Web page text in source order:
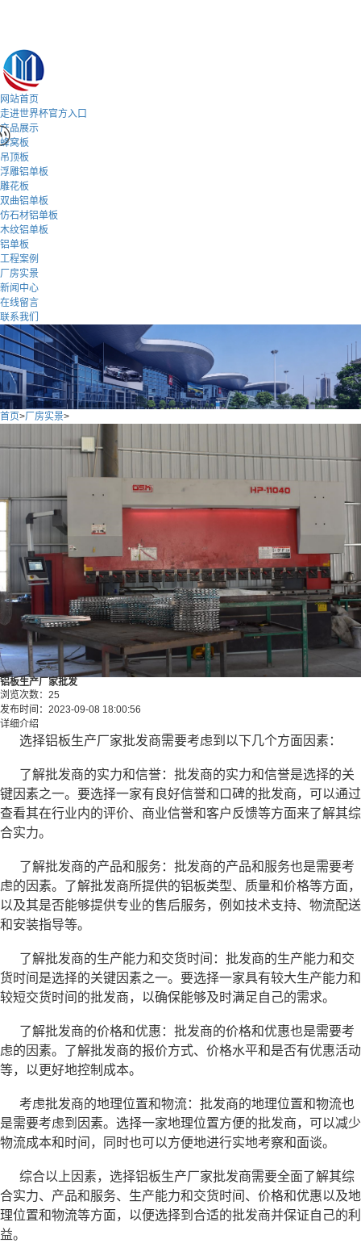
网站首页
走进世界杯官方入口
产品展示
蜂窝板
吊顶板
浮雕铝单板
雕花板
双曲铝单板
仿石材铝单板
木纹铝单板
铝单板
工程案例
厂房实景
新闻中心
在线留言
联系我们
首页>厂房实景>
铝板生产厂家批发
浏览次数： 25
发布时间： 2023-09-08 18:00:56
详细介绍
选择铝板生产厂家批发商需要考虑到以下几个方面因素：
了解批发商的实力和信誉：批发商的实力和信誉是选择的关
键因素之一。要选择一家有良好信誉和口碑的批发商，可以通过
查看其在行业内的评价、商业信誉和客户反馈等方面来了解其综
合实力。
了解批发商的产品和服务：批发商的产品和服务也是需要考
虑的因素。了解批发商所提供的铝板类型、质量和价格等方面，
以及其是否能够提供专业的售后服务，例如技术支持、物流配送
和安装指导等。
了解批发商的生产能力和交货时间：批发商的生产能力和交
货时间是选择的关键因素之一。要选择一家具有较大生产能力和
较短交货时间的批发商，以确保能够及时满足自己的需求。
了解批发商的价格和优惠：批发商的价格和优惠也是需要考
虑的因素。了解批发商的报价方式、价格水平和是否有优惠活动
等，以更好地控制成本。
考虑批发商的地理位置和物流：批发商的地理位置和物流也
是需要考虑到因素。选择一家地理位置方便的批发商，可以减少
物流成本和时间，同时也可以方便地进行实地考察和面谈。
综合以上因素，选择铝板生产厂家批发商需要全面了解其综
合实力、产品和服务、生产能力和交货时间、价格和优惠以及地
理位置和物流等方面，以便选择到合适的批发商并保证自己的利
益。